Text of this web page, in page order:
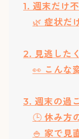
1. 週末だけ
🌿 症状だ
2. 見逃した
👀 こんな
3. 週末の過
🕒 休み方
🍚 家で見